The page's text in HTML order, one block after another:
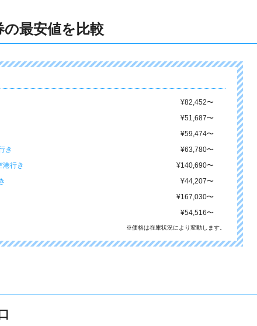
最安値を比較
¥82,452〜
¥51,687〜
¥59,474〜
き
¥63,780〜
港行き
¥140,690〜
¥44,207〜
¥167,030〜
¥54,516〜
※価格は在庫状況により変動します。